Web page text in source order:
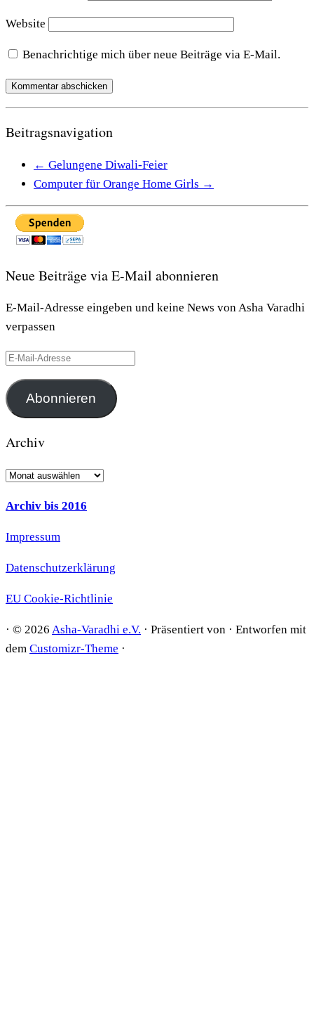
Website
Benachrichtige mich über neue Beiträge via E-Mail.
Beitragsnavigation
← Gelungene Diwali-Feier
Computer für Orange Home Girls →
Neue Beiträge via E-Mail abonnieren
E-Mail-Adresse eingeben und keine News von Asha Varadhi
verpassen
E-
Mail-
AdresseAbonnieren
Archiv
Archiv
Archiv bis 2016
Impressum
Datenschutzerklärung
EU Cookie-Richtlinie
· © 2026 Asha-Varadhi e.V. · Präsentiert von · Entworfen mit
dem Customizr-Theme ·